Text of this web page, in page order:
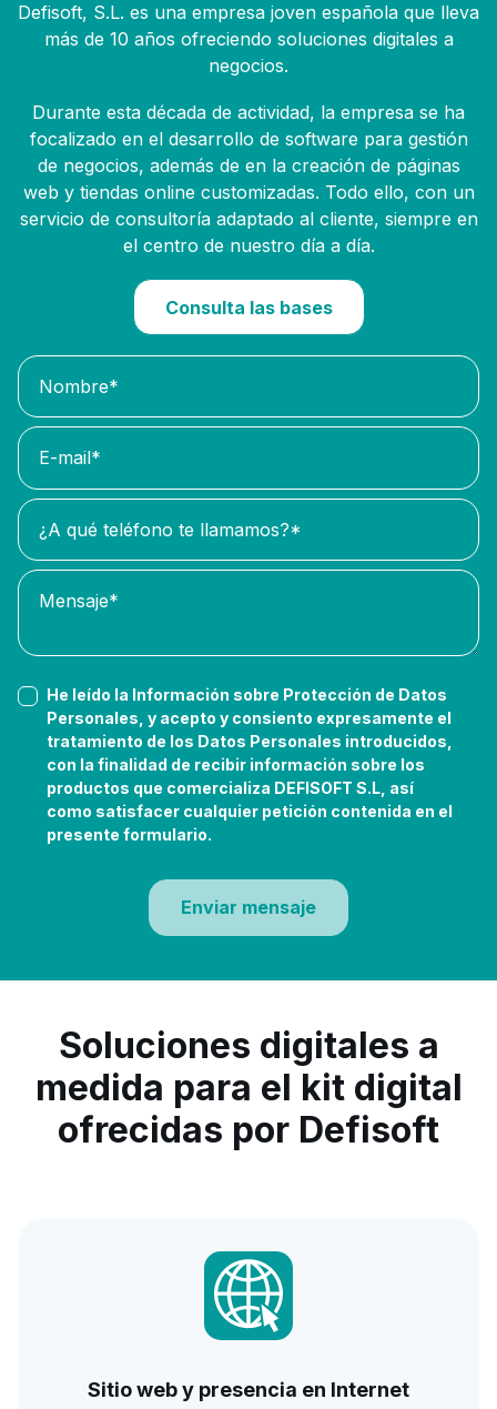
Defisoft, S.L. es una empresa joven española que lleva
más de 10 años ofreciendo soluciones digitales a
negocios.
Durante esta década de actividad, la empresa se ha
focalizado en el desarrollo de software para gestión
de negocios, además de en la creación de páginas
web y tiendas online customizadas. Todo ello, con un
servicio de consultoría adaptado al cliente, siempre en
el centro de nuestro día a día.
Consulta las bases
He leído la Información sobre Protección de Datos
Personales, y acepto y consiento expresamente el
tratamiento de los Datos Personales introducidos,
con la finalidad de recibir información sobre los
productos que comercializa DEFISOFT S.L, así
como satisfacer cualquier petición contenida en el
presente formulario.
Enviar mensaje
Soluciones digitales a
medida para el kit digital
ofrecidas por Defisoft
Sitio web y presencia en Internet